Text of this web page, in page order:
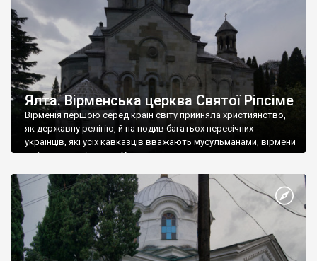
Ялта. Вірменська церква Святої Ріпсіме
Вірменія першою серед країн світу прийняла християнство,
як державну релігію, й на подив багатьох пересічних
українців, які усіх кавказців вважають мусульманами, вірмени
є відданими вірянами Христа